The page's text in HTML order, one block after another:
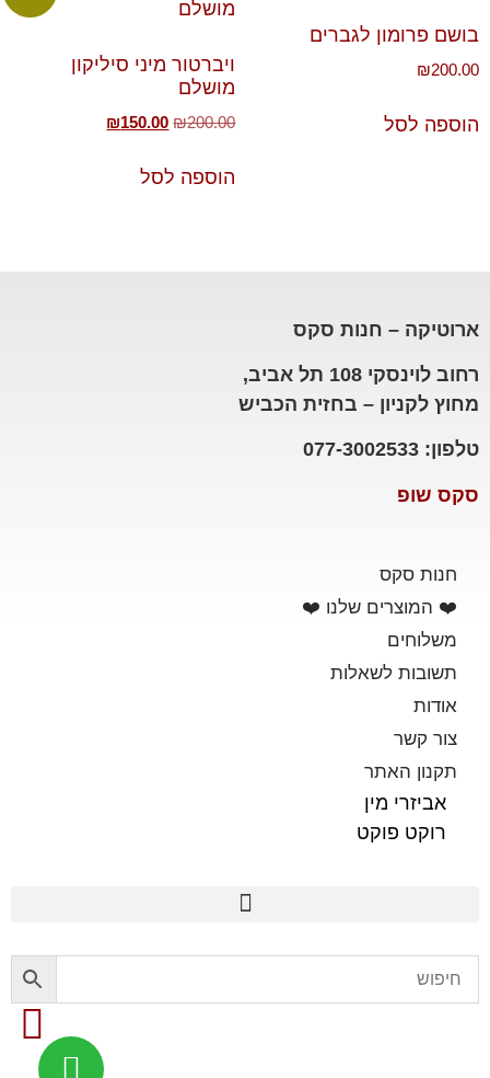
בושם פרומון לגברים
₪200.00
הוספה לסל
ויברטור מיני סיליקון
מושלם
₪200.00
₪150.00
הוספה לסל
ארוטיקה – חנות סקס
רחוב לוינסקי 108 תל אביב,
מחוץ לקניון – בחזית הכביש
טלפון: 077-3002533
סקס שופ
חנות סקס
❤️ המוצרים שלנו ❤️
משלוחים
תשובות לשאלות
אודות
צור קשר
תקנון האתר
אביזרי מין
רוקט פוקט